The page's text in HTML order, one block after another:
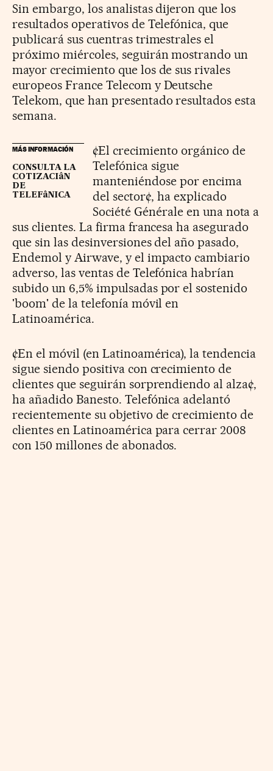
Sin embargo, los analistas dijeron que los
resultados operativos de Telefónica, que
publicará sus cuentras trimestrales el
próximo miércoles, seguirán mostrando un
mayor crecimiento que los de sus rivales
europeos France Telecom y Deutsche
Telekom, que han presentado resultados esta
semana.
MÁS INFORMACIÓN
CONSULTA LA
COTIZACIâN
DE
TELEFâNICA
¢El crecimiento orgánico de
Telefónica sigue
manteniéndose por encima
del sector¢, ha explicado
Société Générale en una nota a
sus clientes. La firma francesa ha asegurado
que sin las desinversiones del año pasado,
Endemol y Airwave, y el impacto cambiario
adverso, las ventas de Telefónica habrían
subido un 6,5% impulsadas por el sostenido
'boom' de la telefonía móvil en
Latinoamérica.
¢En el móvil (en Latinoamérica), la tendencia
sigue siendo positiva con crecimiento de
clientes que seguirán sorprendiendo al alza¢,
ha añadido Banesto. Telefónica adelantó
recientemente su objetivo de crecimiento de
clientes en Latinoamérica para cerrar 2008
con 150 millones de abonados.